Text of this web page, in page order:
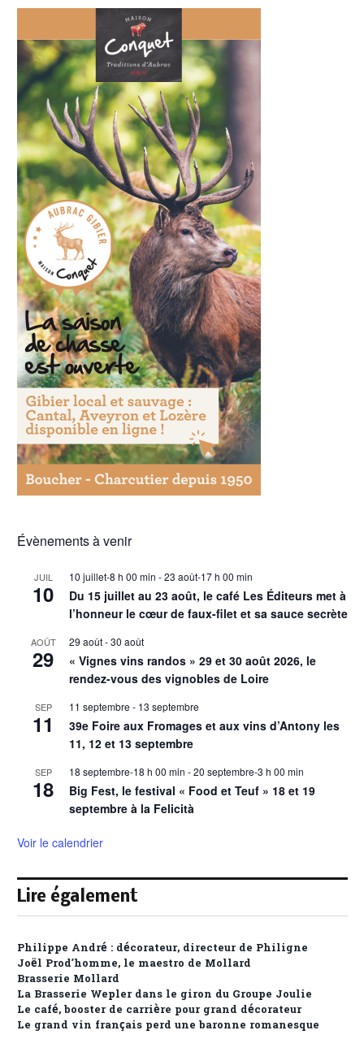
Évènements à venir
JUIL
10
10 juillet-8 h 00 min -23 août-17 h 00 min
Du 15 juillet au 23 août, le café Les Éditeurs met à
l’honneur le cœur de faux-filet et sa sauce secrète
AOÛT
29
29 août-30 août
« Vignes vins randos » 29 et 30 août 2026, le
rendez-vous des vignobles de Loire
SEP
11
11 septembre - 13 septembre
39e Foire aux Fromages et aux vins d’Antony les
11, 12 et 13 septembre
SEP
18
18 septembre-18 h 00 min -20 septembre-3 h 00 min
Big Fest, le festival « Food et Teuf » 18 et 19
septembre à la Felicità
Voir le calendrier
Lire également
Philippe André : décorateur, directeur de Philigne
Joël Prod’homme, le maestro de Mollard
Brasserie Mollard
La Brasserie Wepler dans le giron du Groupe Joulie
Le café, booster de carrière pour grand décorateur
Le grand vin français perd une baronne romanesque